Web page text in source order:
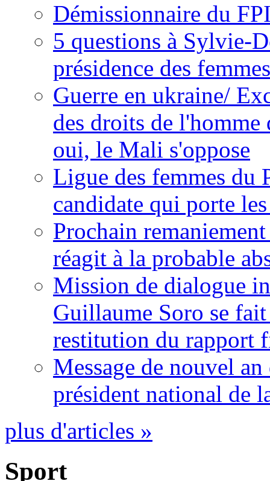
Démissionnaire du
5 questions à Sylvie-
présidence des
Guerre en ukraine/
des droits de
oui, le Mali s'oppose
Ligue des femmes du
candidate qui porte
Prochain
réagit à la probable
Mission de dialogue
Guillaume Soro se
restitution du rapport
Message de nouvel
président national de
plus d'articles »
Sport